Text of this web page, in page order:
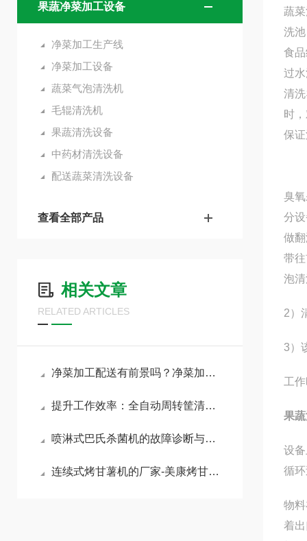
果蔬净菜加工设备
净菜加工生产线
净菜加工设备
蔬菜气泡清洗机
毛辊清洗机
果蔬清洗设备
中药材清洗设备
配送蔬菜清洗设备
查看全部产品
相关文章
RELATED ARTICLES
净菜加工配送有前景吗？净菜加工是怎样的生产流程？
提升工作效率：全自动周转筐清洗机的优势分析
喷淋式巴氏杀菌机的故障诊断与维护策略
连续式烤甘薯机的厂家-美康烤甘薯流水线设备厂家
蔬
洗
食
过
清
时
保
臭
分
做
带
泡
2）
3）
工
果
设
循
物
着